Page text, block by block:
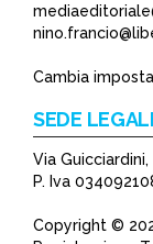
Cambia
SEDE
Via Guicciardini,
P. Iva
Copyright ©